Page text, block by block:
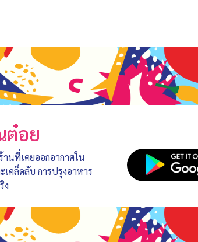
ต๋อย
นที่เคยออกอากาศใน
คล็ดลับ การปรุงอาหาร
ง